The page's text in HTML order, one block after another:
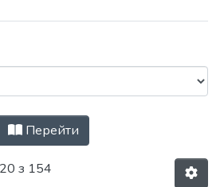
(ПБТБ) за
Перейти
з 154